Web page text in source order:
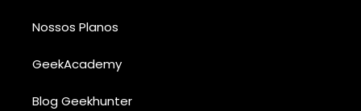
Nossos Planos
GeekAcademy
Blog Geekhunter